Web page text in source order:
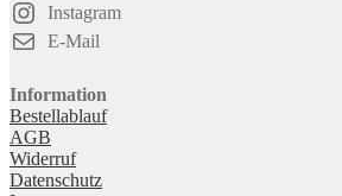
Instagram
E-Mail
Information
Bestellablauf
AGB
Widerruf
Datenschutz